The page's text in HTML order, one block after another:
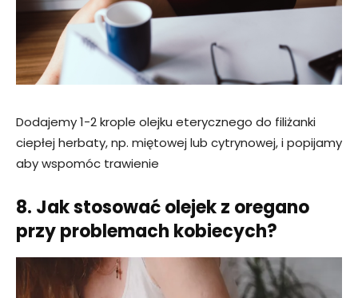
Dodajemy 1-2 krople olejku eterycznego do filiżanki
ciepłej herbaty, np. miętowej lub cytrynowej, i popijamy
aby wspomóc trawienie
8. Jak stosować olejek z oregano
przy problemach kobiecych?